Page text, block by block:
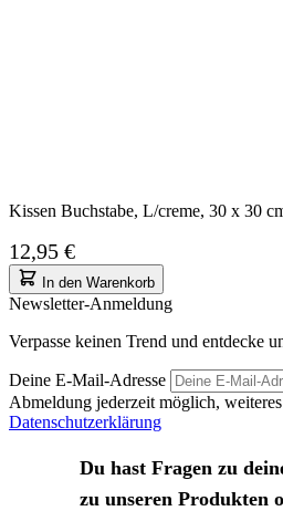
Kissen Buchstabe, L/creme, 30 x 30
12,95 €
In den Warenkorb
Newsletter-Anmeldung
Verpasse keinen Trend und entdecke
Deine E-Mail-Adresse
Abmeldung jederzeit möglich,
Datenschutzerklärung
Du hast Fragen zu
zu unseren Produkten